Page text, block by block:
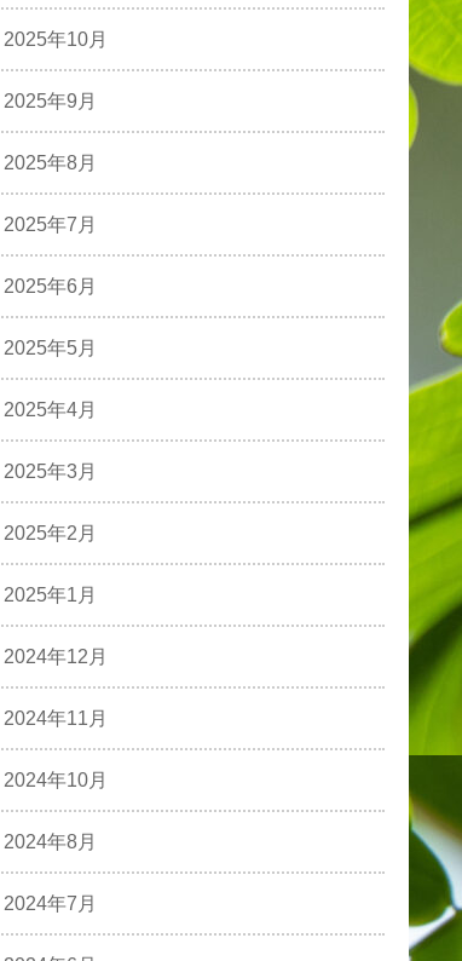
2025年10月
2025年9月
2025年8月
2025年7月
2025年6月
2025年5月
2025年4月
2025年3月
2025年2月
2025年1月
2024年12月
2024年11月
2024年10月
2024年8月
2024年7月